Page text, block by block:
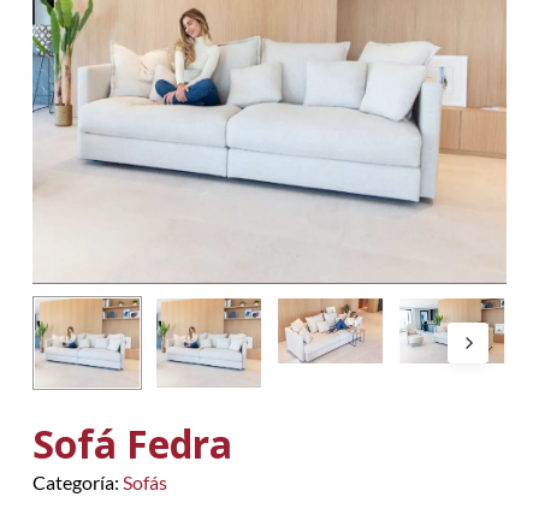
Sofá Fedra
Categoría: Sofás